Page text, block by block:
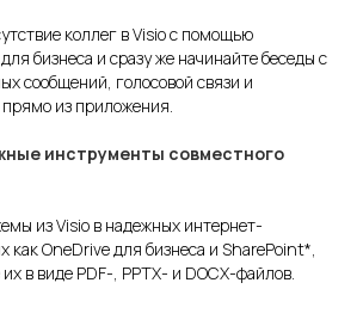
коллег в Visio с помощью
бизнеса и сразу же начинайте беседы с
сообщений, голосовой связи и
из приложения.
инструменты совместного
из Visio в надежных интернет-
как OneDrive для бизнеса и SharePoint*,
в виде PDF-, PPTX- и DOCX-файлов.